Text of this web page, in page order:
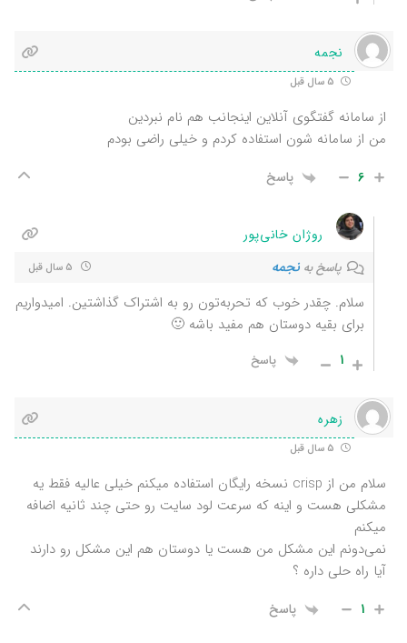
نجمه
از سامانه گفتگوی آنلاین اینجانب هم نام نبردین
من از سامانه شون استفاده کردم و خیلی راضی بودم
6 پاسخ
روژان خانی‌پور
پاسخ به نجمه
سلام. چقدر خوب که تحربه‌تون رو به اشتراک گذاشتین. امیدواریم
برای بقیه دوستان هم مفید باشه 🙂
1 پاسخ
زهره
سلام من از crisp نسخه رایگان استفاده میکنم خیلی عالیه فقط یه
مشکلی هست و اینه که سرعت لود سایت رو حتی چند ثانیه اضافه
میکنم
نمی‌دونم این مشکل من هست یا دوستان هم این مشکل رو دارند
آیا راه حلی داره ؟
1 پاسخ